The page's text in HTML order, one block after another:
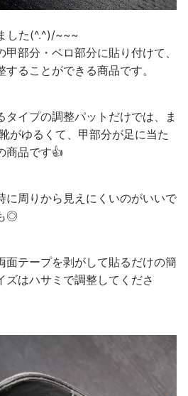
した(^.^)/~~~
部分・ベロ部分に貼り付けて、
ることができる商品です。
タイプの調整パットだけでは、ま
がゆるくて、甲部分が足に当た
商品です👍
に周りから見えにくいのがいいで
◎
面テープを剥がして貼るだけの簡
ズはハサミで調整してくださ